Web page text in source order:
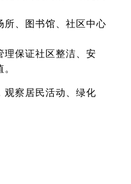
所、图书馆、社区中心
理保证社区整洁、安
观察居民活动、绿化